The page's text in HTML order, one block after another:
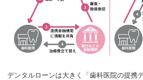
デンタルローンは大きく「歯科医院の提携